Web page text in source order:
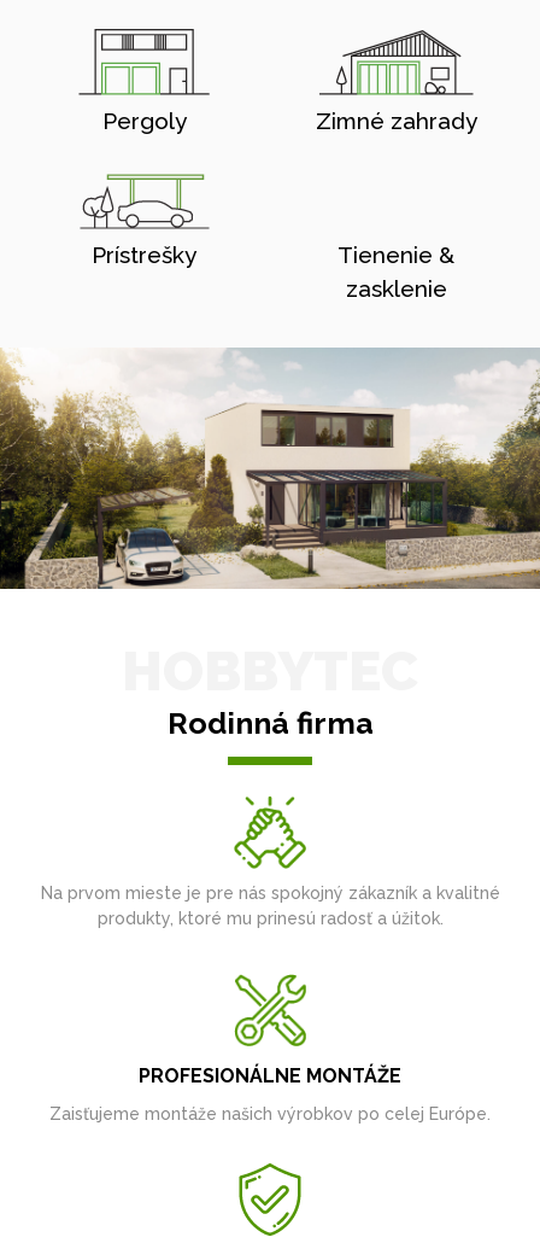
Pergoly Zimné zahrady
Prístrešky
Tienenie &
zasklenie
Rodinná firma
Na prvom mieste je pre nás spokojný zákazník a kvalitné
produkty, ktoré mu prinesú radosť a úžitok.
PROFESIONÁLNE MONTÁŽE
Zaisťujeme montáže našich výrobkov po celej Európe.